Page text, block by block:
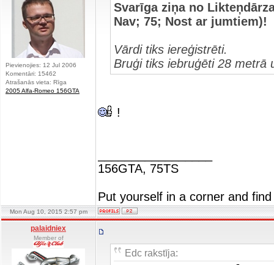
Pievienojies: 12 Jul 2006
Komentāri: 15462
Atrašanās vieta: Rīga
2005 Alfa-Romeo 156GTA
Svarīga ziņa no
Nav; 75; Nost ar jumtiem)!
Vārdi tiks iereģistrēti.
Bruģi tiks iebruģēti 28 metrā
!
156GTA, 75TS
Put yourself in a corner and
Mon Aug 10, 2015 2:57 pm
palaidniex
Member of
Edc rakstīja: